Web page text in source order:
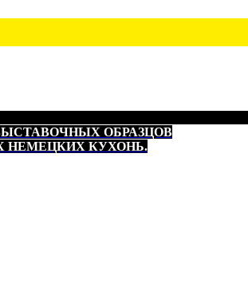
ОБРАЗЦОВ
НЕМЕЦКИХ КУХОНЬ.